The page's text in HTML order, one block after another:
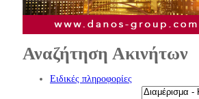
Αναζήτηση Ακινήτων
Ειδικές πληροφορίες